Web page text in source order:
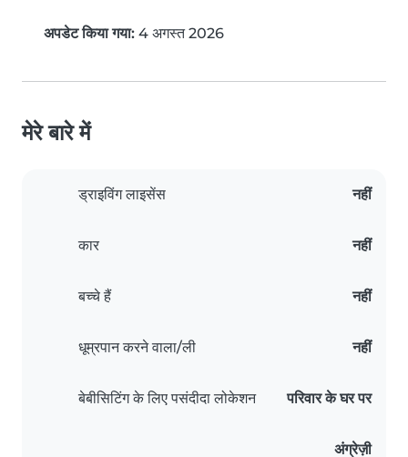
अपडेट किया गया: 4 अगस्त 2026
मेरे बारे में
ड्राइविंग लाइसेंस नहीं
कार नहीं
बच्चे हैं नहीं
धूम्रपान करने वाला/ली नहीं
बेबीसिटिंग के लिए पसंदीदा लोकेशन परिवार के घर पर
अंग्रेज़ी